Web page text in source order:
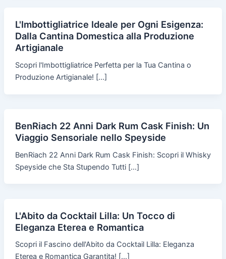
L'Imbottigliatrice Ideale per Ogni Esigenza:
Dalla Cantina Domestica alla Produzione
Artigianale
Scopri l'Imbottigliatrice Perfetta per la Tua Cantina o
Produzione Artigianale! […]
BenRiach 22 Anni Dark Rum Cask Finish: Un
Viaggio Sensoriale nello Speyside
BenRiach 22 Anni Dark Rum Cask Finish: Scopri il Whisky
Speyside che Sta Stupendo Tutti […]
L'Abito da Cocktail Lilla: Un Tocco di
Eleganza Eterea e Romantica
Scopri il Fascino dell'Abito da Cocktail Lilla: Eleganza
Eterea e Romantica Garantita! […]